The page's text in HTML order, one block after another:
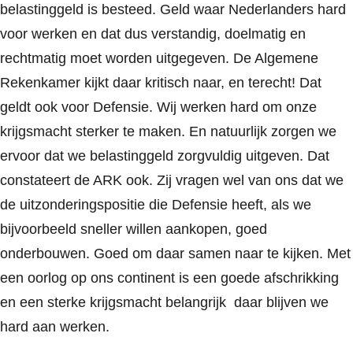
belastinggeld is besteed. Geld waar Nederlanders hard
voor werken en dat dus verstandig, doelmatig en
rechtmatig moet worden uitgegeven. De Algemene
Rekenkamer kijkt daar kritisch naar, en terecht! Dat
geldt ook voor Defensie. Wij werken hard om onze
krijgsmacht sterker te maken. En natuurlijk zorgen we
ervoor dat we belastinggeld zorgvuldig uitgeven. Dat
constateert de ARK ook. Zij vragen wel van ons dat we
de uitzonderingspositie die Defensie heeft, als we
bijvoorbeeld sneller willen aankopen, goed
onderbouwen. Goed om daar samen naar te kijken. Met
een oorlog op ons continent is een goede afschrikking
en een sterke krijgsmacht belangrijk daar blijven we
hard aan werken.